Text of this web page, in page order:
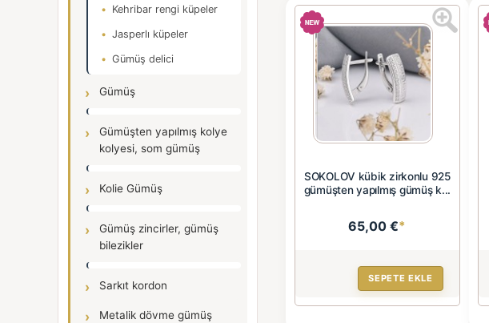
Kehribar rengi küpeler
Jasperlı küpeler
Gümüş delici
Gümüş
Gümüşten yapılmış kolye
kolyesi, som gümüş
Kolie Gümüş
Gümüş zincirler, gümüş
bilezikler
Sarkıt kordon
Metalik dövme gümüş
SOKOLOV kübik zirkonlu 925
gümüşten yapılmış gümüş k...
65,00 €*
SEPETE EKLE